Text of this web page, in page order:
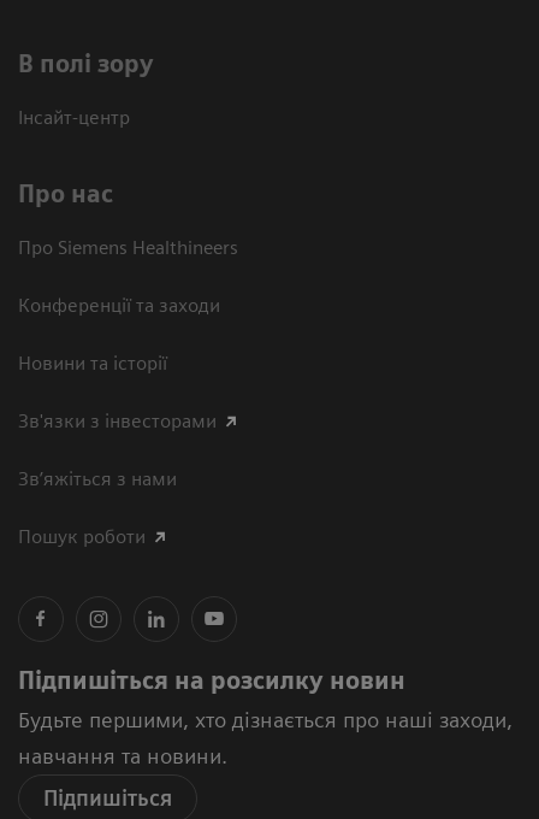
В полі зору
Інсайт-центр
Про нас
Про Siemens Healthineers
Конференції та заходи
Новини та історії
Зв'язки з інвесторами
Зв’яжіться з нами
Пошук роботи
Підпишіться на розсилку новин
Будьте першими, хто дізнається про наші заходи,
навчання та новини.
Підпишіться